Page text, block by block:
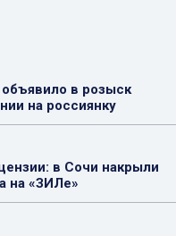
в розыск
на россиянку
в Сочи накрыли
на «ЗИЛе»